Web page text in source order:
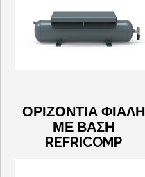
ΟΡΙΖΟΝΤΙΑ ΦΙΑΛΗ
ΜΕ ΒΑΣΗ
REFRICOMP